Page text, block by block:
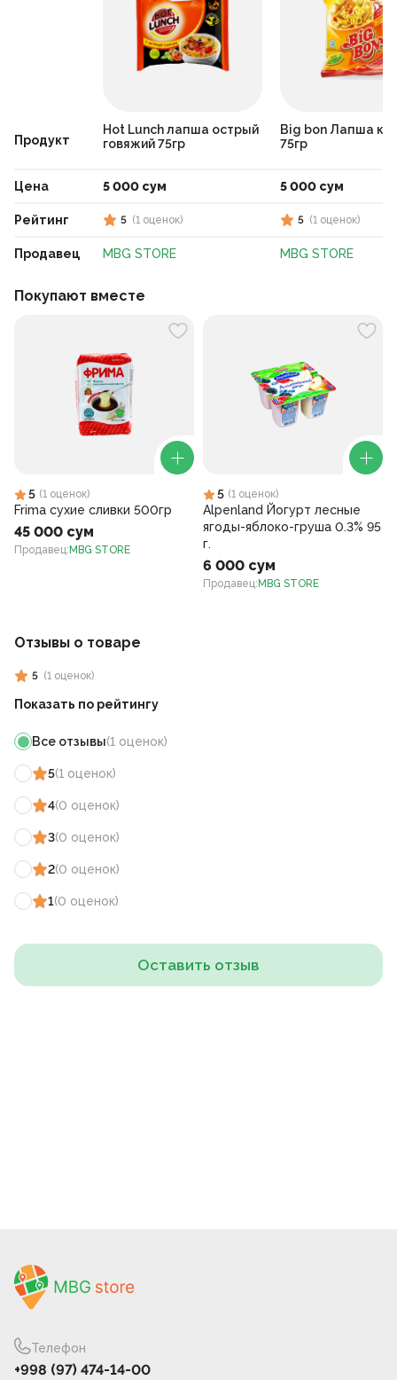
Продукт
Цена
Рейтинг
Продавец
Hot Lunch лапша острый
говяжий 75гр
5 000 сум
5 (1 оценок)
MBG STORE
Big bon Лапша
75гр
5 000 сум
5 (1 оценок)
MBG STORE
Покупают вместе
5 (1 оценок)
Frima сухие сливки 500гр
45 000 сум
Продавец: MBG STORE
5 (1 оценок)
Alpenland Йогурт лесные
ягоды-яблоко-груша 0.3% 95
г.
6 000 сум
Продавец: MBG STORE
Отзывы о товаре
5 (1 оценок)
Показать по рейтингу
Все отзывы(1 оценок)
5(1 оценок)
4(0 оценок)
3(0 оценок)
2(0 оценок)
1(0 оценок)
Оставить отзыв
Телефон
+998 (97) 474-14-00